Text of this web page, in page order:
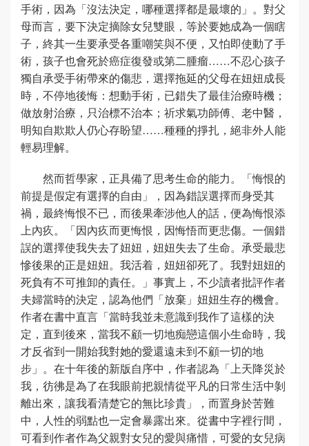
手術，因為「沒法決定，哪種選擇都是最壞的」。對父
母而言，要下決定摘除女兒雙眼，等於要她成為一個瞎
子，終其一生要承受各重嘲笑與不便，又怕即使動了手
術，孩子也會死於癌症復發或第二腫瘤……不忍心孩子
獨自承受手術帶來的傷悲，選擇拖延的父母在妞妞成長
時，不停地後悔：想動手術，已錯失了最佳治療時機；
做放射治療，只治標不治本；祈求氣功師傅、老中醫，
明知自欺欺人仍心存盼望……種種的掙扎，絕非外人能
輕易理解。
然而哲學家，正具備了思考生命的能力。「悔恨的
前提是假定有選擇的自由」，因為錯誤選擇而身受其
禍，最終悔恨不已，而後果牽涉他人的話，便為悔恨添
上內疚。「因內疚而更悔恨，因悔悟而更悲傷。一個錯
誤的選擇使我失去了妞妞，妞妞失去了生命。承受最悲
慘後果的正是妞妞。我活着，妞妞卻死了。我對妞妞的
死負有不可推卸的責任。」事實上，不少讀者批評作者
夫婦當時的決定，認為他們「放棄」妞妞生存的機會。
作者在書中直言「當時我並未意識到我作了這樣的決
定，直到後來，當我不顧一切地痴戀這個小生命時，我
才反省到一開始我對她的愛還遠未到不顧一切的地
步」。在十年後的新版自序中，作者認為「上天降災於
我，彷彿是為了在我眼前把親情從平凡的日常生活中剝
離出來，讓我看清楚它的無比珍貴」，而置身於苦難
中，人性的弱點也一定會暴露出來。從書中字裡行間，
可看到作者作為父親對女兒的愛與痛惜，可愛的女兒病